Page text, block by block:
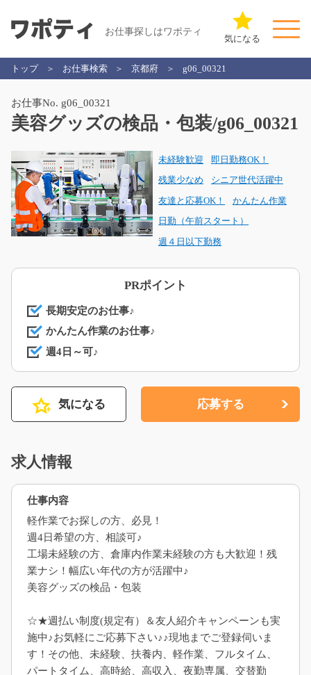
お仕事探しはワポティ
気になる
トップ お仕事検索 京都府 g06_00321
お仕事No. g06_00321
美容グッズの検品・包装/g06_00321
未経験歓迎 即日勤務OK！
残業少なめ シニア世代活躍中
友達と応募OK！ かんたん作業
日勤（午前スタート）
週４日以下勤務
PRポイント
長期安定のお仕事♪
かんたん作業のお仕事♪
週4日～可♪
気になる 応募する
求人情報
仕事内容
軽作業でお探しの方、必見！
週4日希望の方、相談可♪
工場未経験の方、倉庫内作業未経験の方も大歓迎！残
業ナシ！幅広い年代の方が活躍中♪
美容グッズの検品・包装
☆★週払い制度(規定有）＆友人紹介キャンペーンも実
施中♪お気軽にご応募下さい♪♪現地までご登録伺いま
す！その他、未経験、扶養内、軽作業、フルタイム、
パートタイム、高時給、高収入、夜勤専属、交替勤